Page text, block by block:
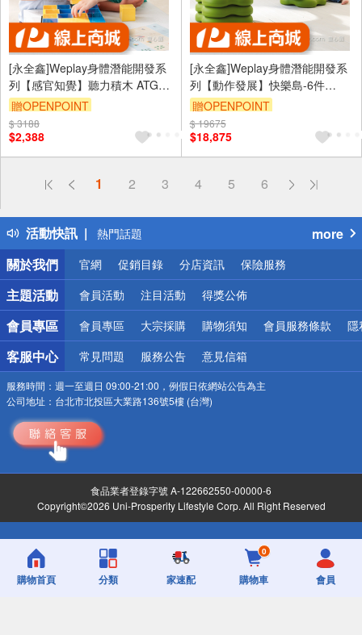
[永全鑫]Weplay身體潛能開發系
列【感官知覺】聽力積木 ATG-
KT5001
贈OPENPOINT
$ 3188
$2,388
[永全鑫]Weplay身體潛能開發系
列【動作發展】快樂島-6件
ATG-KM2012-006
贈OPENPOINT
$ 19675
$18,875
1 2 3 4 5 6
活動快訊
偏遠地區配送
得獎公告
熱門話題
銀行優惠
偏遠地區配送
詐騙網頁！請小心！
more
關於我們
官網 促銷目錄 分店資訊 保險服務
主題活動 會員活動 注目活動 得獎公佈
會員專區 會員專區 大宗採購 購物須知 會員服務條款 隱
客服中心 常見問題 服務公告 意見信箱
服務時間： 週一至週日 09:00-21:00，例假日依網站公告為主
公司地址： 台北市北投區大業路136號5樓 (台灣)
食品業者登錄字號 A-122662550-00000-6
Copyright©2026 Uni-Prosperity Lifestyle Corp. All Right Reserved
購物首頁 分類 家速配
0
購物車 會員